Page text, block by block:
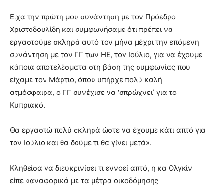
Είχα την πρώτη μου συνάντηση με τον Πρόεδρο
Χριστοδουλίδη και συμφωνήσαμε ότι πρέπει να
εργαστούμε σκληρά αυτό τον μήνα μέχρι την επόμενη
συνάντηση με τον ΓΓ των ΗΕ, τον Ιούλιο, για να έχουμε
κάποια αποτελέσματα στη βάση της συμφωνίας που
είχαμε τον Μάρτιο, όπου υπήρχε πολύ καλή
ατμόσφαιρα, ο ΓΓ συνέχισε να ‘σπρώχνει΄ για το
Κυπριακό.
Θα εργαστώ πολύ σκληρά ώστε να έχουμε κάτι απτό για
τον Ιούλιο και θα δούμε τι θα γίνει μετά».
Κληθείσα να διευκρινίσει τι εννοεί απτό, η κα Ολγκίν
είπε «αναφορικά με τα μέτρα οικοδόμησης